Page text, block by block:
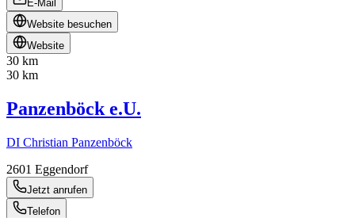
E-Mail
Website besuchen
Website
30 km
30 km
Panzenböck e.U.
DI Christian Panzenböck
2601 Eggendorf
Jetzt anrufen
Telefon